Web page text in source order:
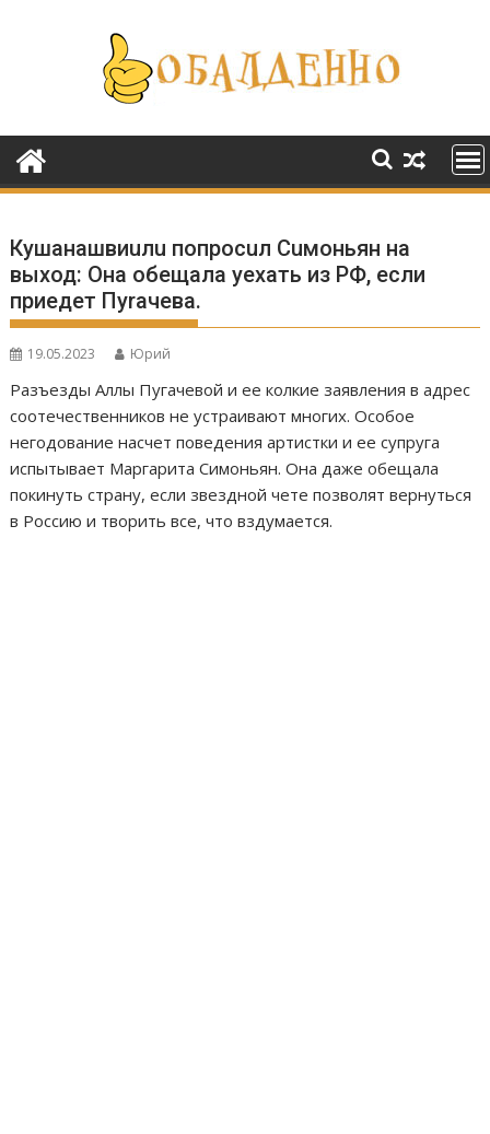
содержимому
Кушанашвиuлu попросuл Сuмоньян на
выход: Она обещала уехать из РФ, если
приедет Пуrачева.
19.05.2023 Юрий
Разъезды Аллы Пугачевой и ее колкие заявления в адрес
соотечественников не устраивают многих. Особое
негодование насчет поведения артистки и ее супруга
испытывает Маргарита Симоньян. Она даже обещала
покинуть страну, если звездной чете позволят вернуться
в Россию и творить все, что вздумается.